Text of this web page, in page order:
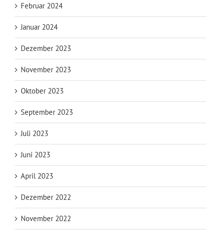
Februar 2024
Januar 2024
Dezember 2023
November 2023
Oktober 2023
September 2023
Juli 2023
Juni 2023
April 2023
Dezember 2022
November 2022